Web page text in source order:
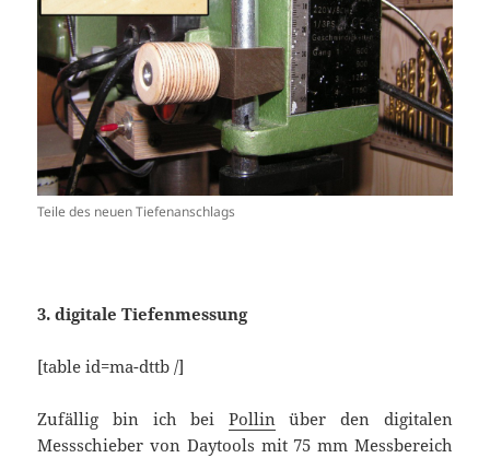
Teile des neuen Tiefenanschlags
3. digitale Tiefenmessung
[table id=ma-dttb /]
Zufällig bin ich bei Pollinüber den digitalen
Messschieber von Daytools mit 75 mm Messbereich